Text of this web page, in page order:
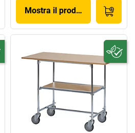
Mostra il prodotto